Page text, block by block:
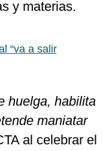
y materias.
“va a salir
huelga, habilita
maniatar
al celebrar el